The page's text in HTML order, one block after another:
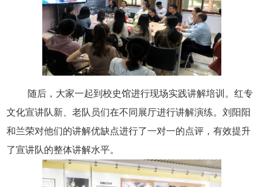
随后，大家一起到校史馆进行现场实践讲解培训。红专
文化宣讲队新、老队员们在不同展厅进行讲解演练。刘阳阳
和兰荣对他们的讲解优缺点进行了一对一的点评，有效提升
了宣讲队的整体讲解水平。